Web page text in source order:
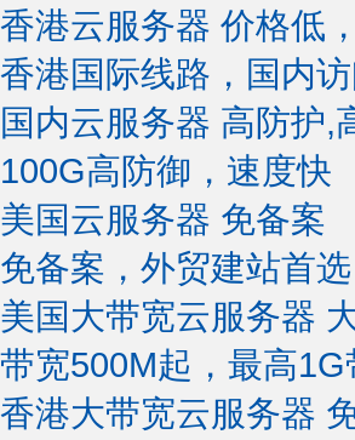
香港云服务器 价格低
香港国际线路，国内
国内云服务器 高防护,
100G高防御，速度快
美国云服务器 免备案
免备案，外贸建站首
美国大带宽云服务器
带宽500M起，最高1G
香港大带宽云服务器